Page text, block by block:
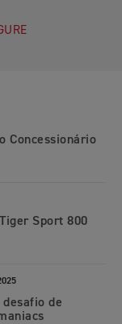
Concessionário
Sport 800
de